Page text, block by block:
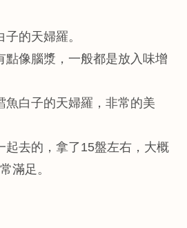
的天婦羅。
點像腦漿，一般都是放入味增
魚白子的天婦羅，非常的美
起去的，拿了15盤左右，大概
滿足。